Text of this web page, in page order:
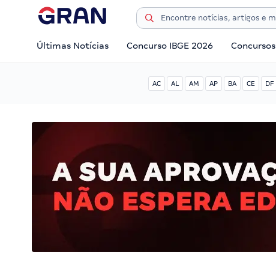
Últimas Notícias Concurso IBGE 2026 Concursos
AC AL AM AP BA CE DF